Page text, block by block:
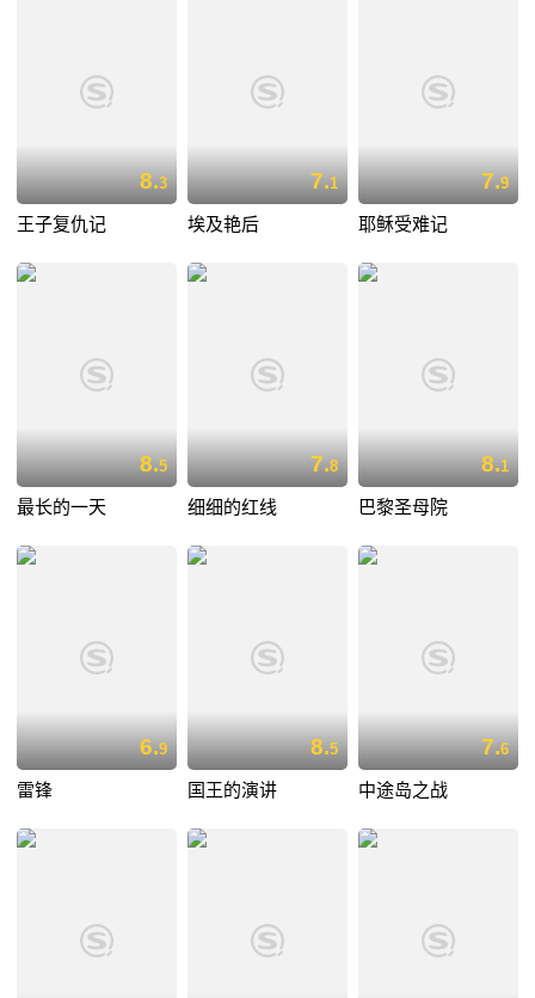
8.3
王子复仇记
7.1
埃及艳后
7.9
耶稣受难记
8.5
最长的一天
7.8
细细的红线
8.1
巴黎圣母院
6.9
雷锋
8.5
国王的演讲
7.6
中途岛之战